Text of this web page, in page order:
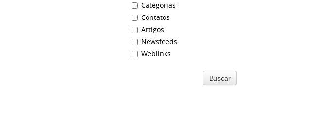
Categorias
Contatos
Artigos
Newsfeeds
Weblinks
Buscar